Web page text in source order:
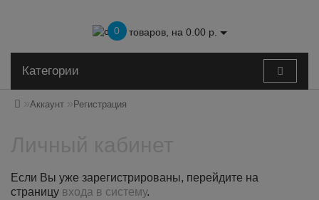
0 товаров, на 0.00 р.
Категории
Аккаунт Регистрация
Если Вы уже зарегистрированы, перейдите на
страницу входа в систему.